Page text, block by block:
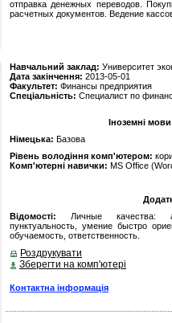
отправка денежных переводов.
расчетных документов. Ведение
Навчальний заклад: Университет
Дата закінчення: 2013-05-01
Факультет: Финансы предприятия
Спеціальність: Cпециалист по
Іноземні
Німецька: Базова
Рівень володіння комп'ютером:
Комп'ютерні навички: MS Office
Відомості: Личные качества:
пунктуальность, умение быстро
обучаемость, ответственность.
Роздрукувати
Зберегти на комп'ютері
Контактна інформація